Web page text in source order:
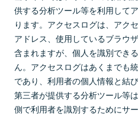
供する分析ツール等を利用して
ります。アクセスログは、アク
アドレス、使用しているブラウ
含まれますが、個人を識別でき
ん。アクセスログはあくまでも
であり、利用者の個人情報と結
第三者が提供する分析ツール等
側で利用者を識別するためにサ